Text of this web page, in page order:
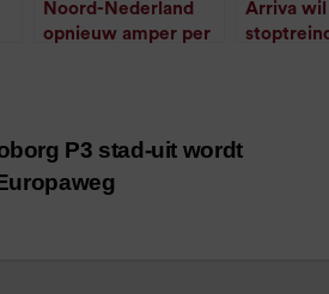
Noord-Nederland
opnieuw amper per
Arriva
P3 stad-uit wordt